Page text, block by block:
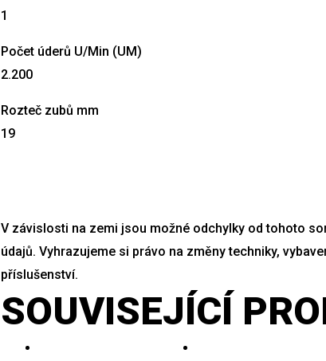
1
Počet úderů U/Min (UM)
2.200
Rozteč zubů mm
19
V závislosti na zemi jsou možné odchylky od tohoto
údajů. Vyhrazujeme si právo na změny techniky,
příslušenství.
SOUVISEJÍCÍ